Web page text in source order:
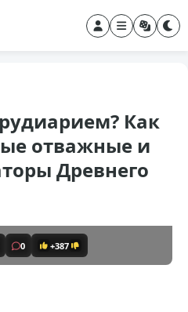
Как
отважные и
Древнего
0 +387